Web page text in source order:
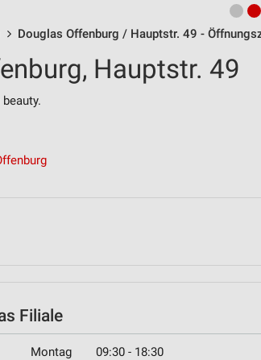
Douglas Offenburg / Hauptstr. 49 -
Hauptstr. 49
Filiale
Montag 09:30 - 18:30